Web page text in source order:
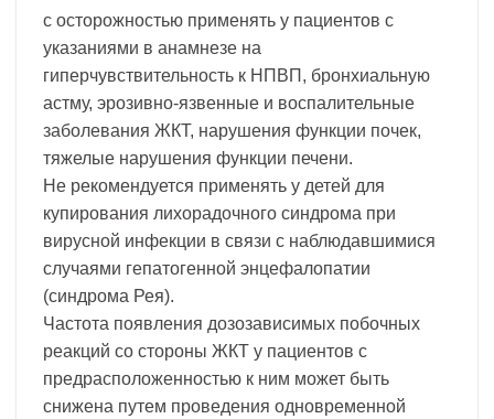
с осторожностью применять у пациентов с
указаниями в анамнезе на
гиперчувствительность к НПВП, бронхиальную
астму, эрозивно-язвенные и воспалительные
заболевания ЖКТ, нарушения функции почек,
тяжелые нарушения функции печени.
Не рекомендуется применять у детей для
купирования лихорадочного синдрома при
вирусной инфекции в связи с наблюдавшимися
случаями гепатогенной энцефалопатии
(синдрома Рея).
Частота появления дозозависимых побочных
реакций со стороны ЖКТ у пациентов с
предрасположенностью к ним может быть
снижена путем проведения одновременной